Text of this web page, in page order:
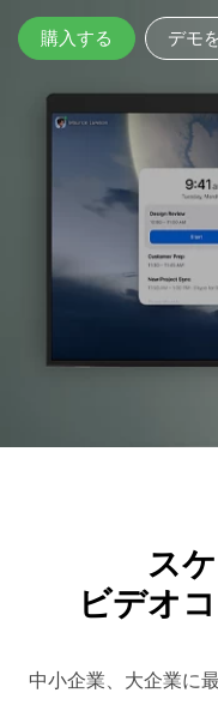
購入する デモ
ス
ビデオ
中小企業、大企業に